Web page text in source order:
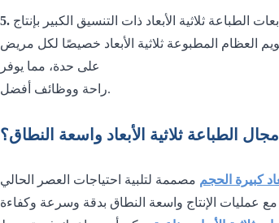
العظام المطبوعة ثلاثية الأبعاد خصيصًا لكل مريض
راحة ووظائف أفضل.
الطباعة ثلاثية الأبعاد واسعة النطاق؟
كبيرة الحجم